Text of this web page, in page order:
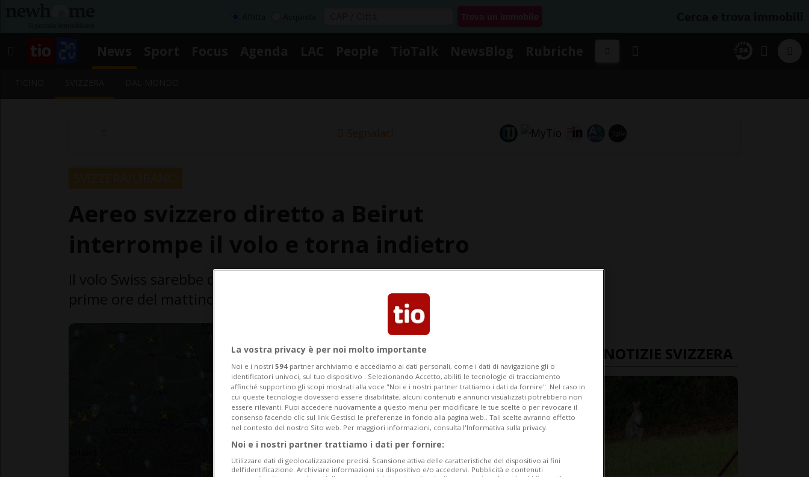
Segnalaci
ULTIME NOTIZIE SVIZZERA
La vostra privacy è per noi molto importante
Noi e i nostri 594 partner archiviamo e accediamo ai dati personali, come i dati di navigazione gli o
identificatori univoci, sul tuo dispositivo . Selezionando Accetto, abiliti le tecnologie di tracciamento
affinché supportino gli scopi mostrati alla voce "Noi e i nostri partner trattiamo i dati da fornire". Nel caso in
cui queste tecnologie dovessero essere disabilitate, alcuni contenuti e annunci visualizzati potrebbero non
essere rilevanti. Puoi accedere nuovamente a questo menu per modificare le tue scelte o per revocare il
consenso facendo clic sul link Gestisci le preferenze in fondo alla pagina web.. Tali scelte avranno effetto
nel contesto del nostro Sito web. Per maggiori informazioni, consulta l'Informativa sulla privacy.
Noi e i nostri partner trattiamo i dati per fornire:
Utilizzare dati di geolocalizzazione precisi. Scansione attiva delle caratteristiche del dispositivo ai fini
dell’identificazione. Archiviare informazioni su dispositivo e/o accedervi. Pubblicità e contenuti